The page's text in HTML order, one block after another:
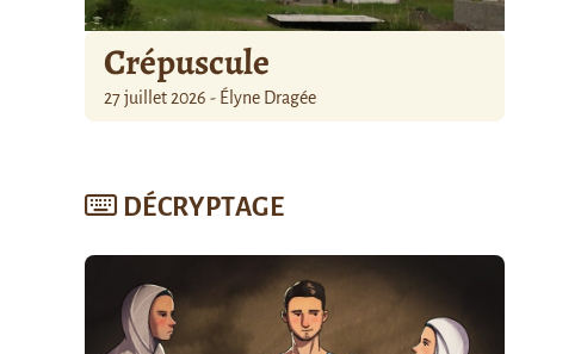
Crépuscule
27 juillet 2026 - Élyne Dragée
DÉCRYPTAGE